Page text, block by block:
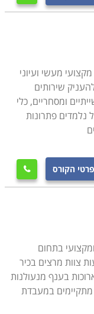
מעשי ועיוני
שירותים
ומסחריים, כלי
נלמדים פתרונות
פרטי הקורס 
בתחום
צוות מרצים בכיר
בענף מנעולנות
במעבדת